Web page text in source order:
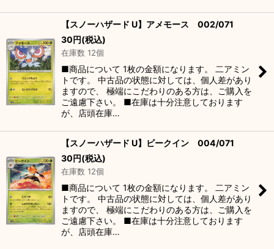
【スノーハザード U】アメモース 002/071
30円(税込)
在庫数 12個
■商品について 1枚の金額になります。 二アミン
トです。 中古品の状態に対しては、個人差があり
ますので、 極端にこだわりのある方は、ご購入を
ご遠慮下さい。 ■在庫は十分注意しております
が、店頭在庫…
【スノーハザード U】ビークイン 004/071
30円(税込)
在庫数 12個
■商品について 1枚の金額になります。 二アミン
トです。 中古品の状態に対しては、個人差があり
ますので、 極端にこだわりのある方は、ご購入を
ご遠慮下さい。 ■在庫は十分注意しております
が、店頭在庫…